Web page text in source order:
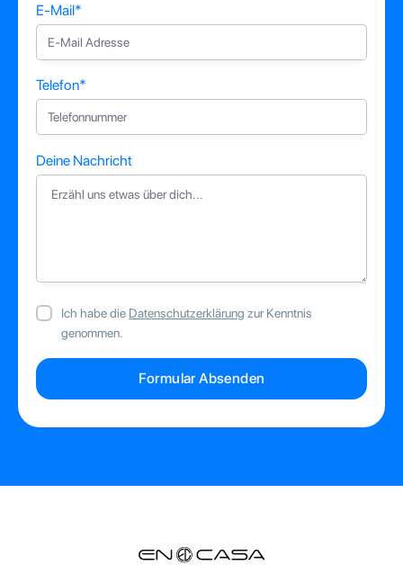
E-Mail*
Telefon*
Deine Nachricht
Ich habe die Datenschutzerklärung zur Kenntnis
genommen.